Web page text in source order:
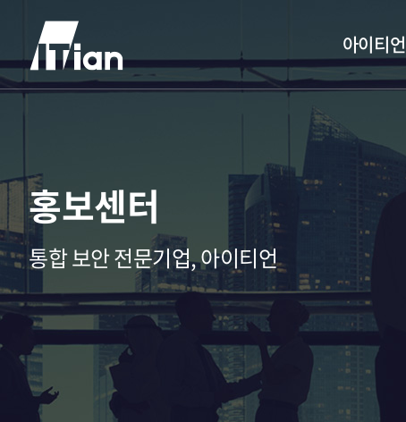
아이티언
홍보센터
통합 보안 전문기업, 아이티언